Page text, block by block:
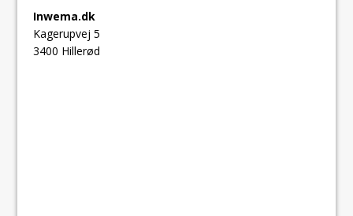
Inwema.dk
Kagerupvej 5
3400 Hillerød